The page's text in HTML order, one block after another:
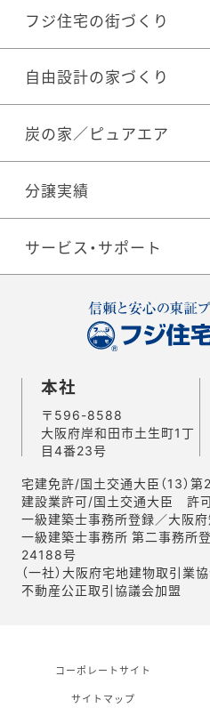
フジ住宅の街づくり
自由設計の家づくり
炭の家／ピュアエア
分譲実績
サービス・サポート
本社
〒596-8588
大阪府岸和田市土生町1丁
目4番23号
宅建免許/国土交通大臣（13
建設業許可/国土交通大臣 許
一級建築士事務所登録／大阪
一級建築士事務所 第二事務所
24188号
（一社）大阪府宅地建物取引業
不動産公正取引協議会加盟
コーポレートサイト
サイトマップ